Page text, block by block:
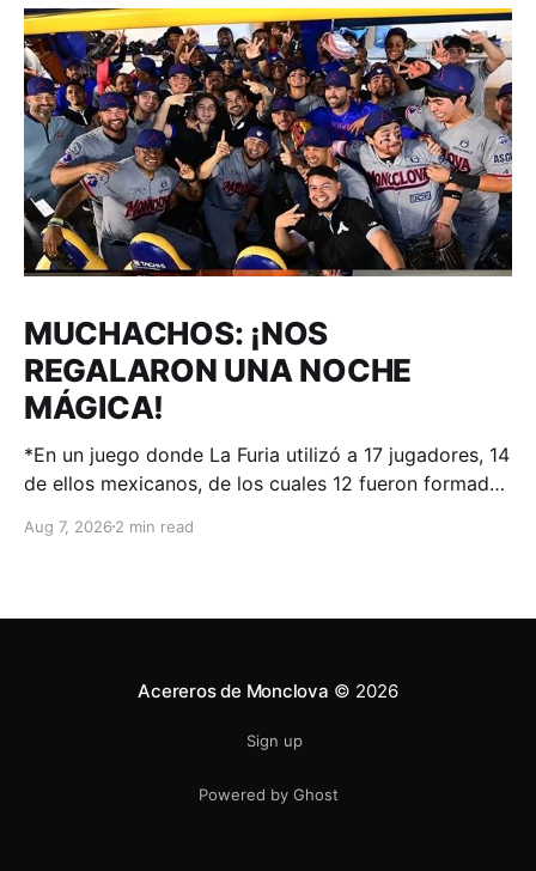
MUCHACHOS: ¡NOS
REGALARON UNA NOCHE
MÁGICA!
*En un juego donde La Furia utilizó a 17 jugadores, 14
de ellos mexicanos, de los cuales 12 fueron formados
#AdnACEREROS ganó en Aguascalientes.
donde
Aug 7, 2026 2 min read
Acereros de Monclova © 2026
Sign up
Powered by Ghost